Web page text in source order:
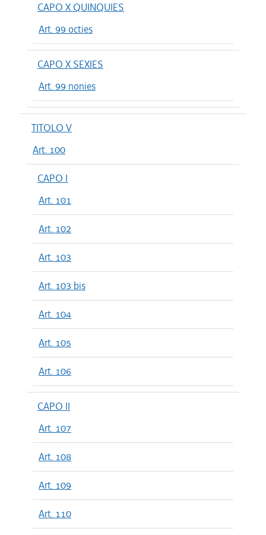
CAPO X QUINQUIES
Art. 99 octies
CAPO X SEXIES
Art. 99 nonies
TITOLO V
Art. 100
CAPO I
Art. 101
Art. 102
Art. 103
Art. 103 bis
Art. 104
Art. 105
Art. 106
CAPO II
Art. 107
Art. 108
Art. 109
Art. 110